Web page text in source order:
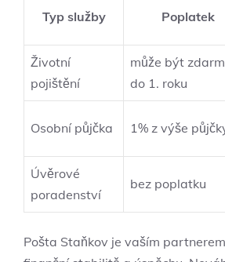
Typ služby Poplatek
Životní
pojištění
může být
do 1. roku
Osobní půjčka 1% z výše
Úvěrové
poradenství
bez poplatku
Pošta Staňkov je vaším